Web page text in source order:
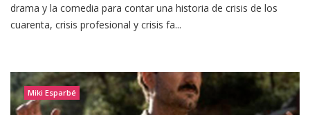
drama y la comedia para contar una historia de crisis de los
cuarenta, crisis profesional y crisis fa...
Miki Esparbé